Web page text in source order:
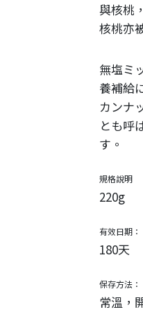
與核桃
核桃亦
無塩ミ
養補給
カンナ
とも呼
す。
規格說明
220g
有效日期：
180天
保存方法：
常溫，